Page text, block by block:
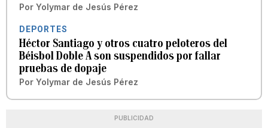
Por Yolymar de Jesús Pérez
DEPORTES
Héctor Santiago y otros cuatro peloteros del
Béisbol Doble A son suspendidos por fallar
pruebas de dopaje
Por Yolymar de Jesús Pérez
PUBLICIDAD